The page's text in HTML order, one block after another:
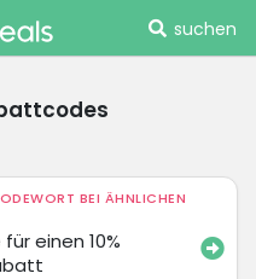
suchen
BEI ÄHNLICHEN
einen 10%